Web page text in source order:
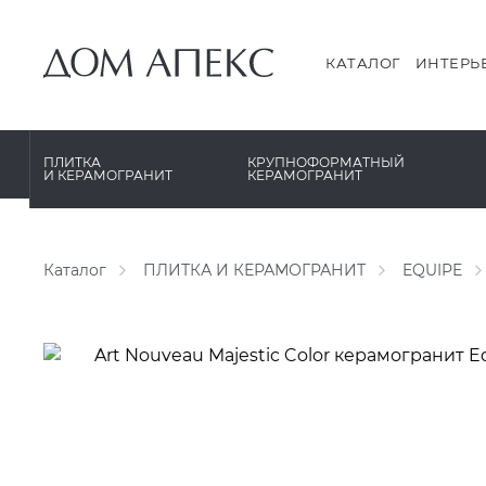
КАТАЛОГ
ПЛИТКА
И КЕРАМОГРАНИТ
PORCELANOSA
УРАЛЬСКИЙ ГРАНИТ
КРУПНОФОРМАТНЫЙ
КЕРАМОГРАНИТ
XXL Pamesa
Каталог ПЛИТКА И КЕРАМОГРАНИТ EQUIPE